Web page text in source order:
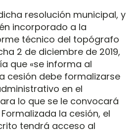
resolución municipal, y
incorporado a la
técnico del topógrafo
2 de diciembre de 2019,
que «se informa al
cesión debe formalizarse
en el
lo que se le convocará
la cesión, el
tendrá acceso al